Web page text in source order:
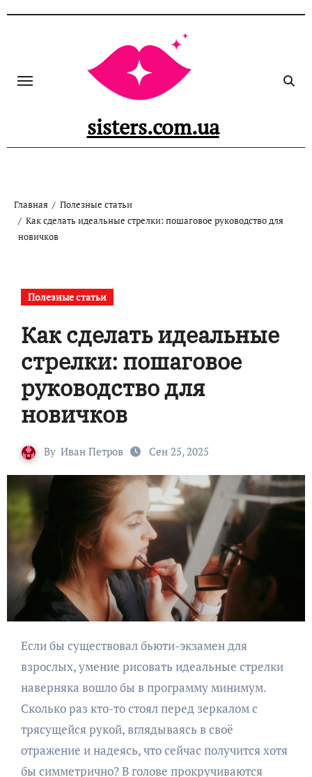
sisters.com.ua
Главная
Полезные статьи
Как сделать идеальные стрелки: пошаговое руководство для
новичков
Полезные статьи
Как сделать идеальные
стрелки: пошаговое
руководство для
новичков
By Иван Петров Сен 25, 2025
Если бы существовал бьюти-экзамен для
взрослых, умение рисовать идеальные стрелки
наверняка вошло бы в программу минимум.
Сколько раз кто-то стоял перед зеркалом с
трясущейся рукой, вглядываясь в своё
отражение и надеясь, что сейчас получится хотя
бы симметрично? В голове прокручиваются